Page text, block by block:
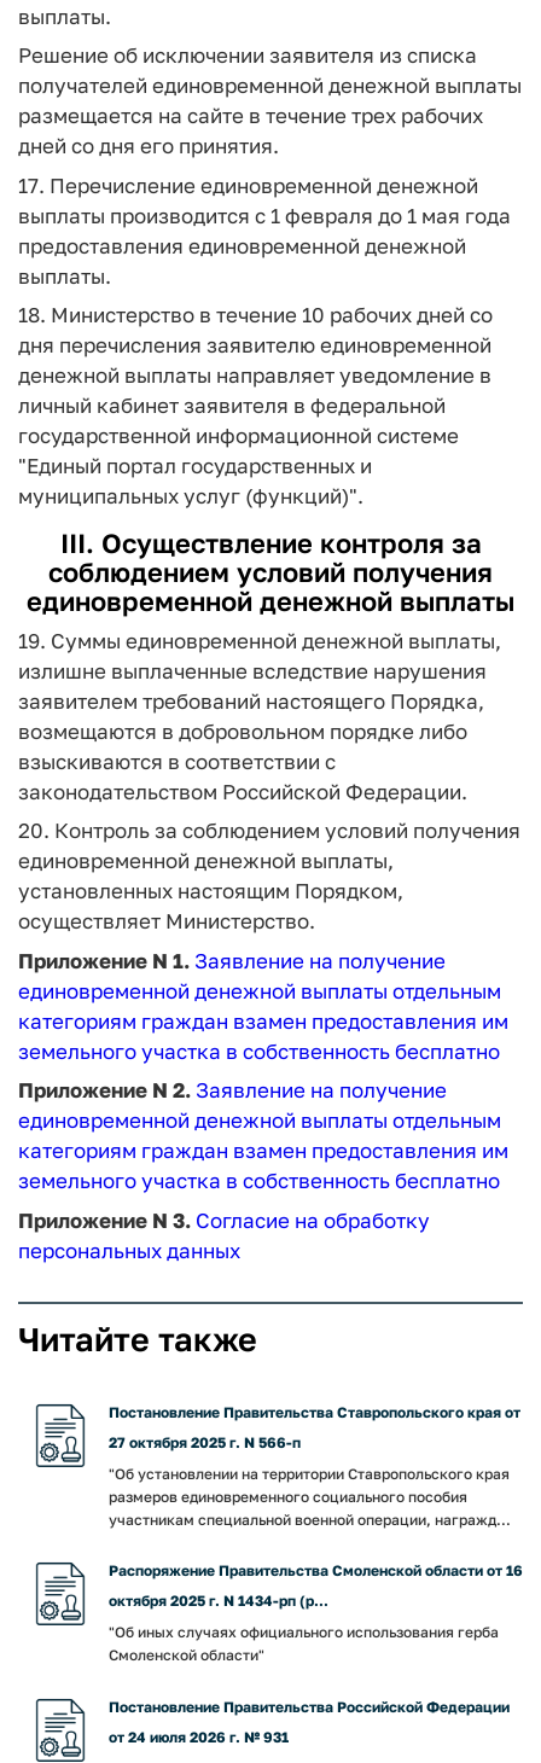
выплаты.
Решение об исключении заявителя из списка
получателей единовременной денежной выплаты
размещается на сайте в течение трех рабочих
дней со дня его принятия.
17. Перечисление единовременной денежной
выплаты производится с 1 февраля до 1 мая года
предоставления единовременной денежной
выплаты.
18. Министерство в течение 10 рабочих дней со
дня перечисления заявителю единовременной
денежной выплаты направляет уведомление в
личный кабинет заявителя в федеральной
государственной информационной системе
"Единый портал государственных и
муниципальных услуг (функций)".
III. Осуществление контроля за
соблюдением условий получения
единовременной денежной выплаты
19. Суммы единовременной денежной выплаты,
излишне выплаченные вследствие нарушения
заявителем требований настоящего Порядка,
возмещаются в добровольном порядке либо
взыскиваются в соответствии с
законодательством Российской Федерации.
20. Контроль за соблюдением условий получения
единовременной денежной выплаты,
установленных настоящим Порядком,
осуществляет Министерство.
Приложение N 1. Заявление на получение
единовременной денежной выплаты отдельным
категориям граждан взамен предоставления им
земельного участка в собственность бесплатно
Приложение N 2. Заявление на получение
единовременной денежной выплаты отдельным
категориям граждан взамен предоставления им
земельного участка в собственность бесплатно
Приложение N 3. Согласие на обработку
персональных данных
Читайте также
Постановление Правительства Ставропольского края от
27 октября 2025 г. N 566-п
"Об установлении на территории Ставропольского края
размеров единовременного социального пособия
участникам специальной военной операции, награжд...
Распоряжение Правительства Смоленской области от 16
октября 2025 г. N 1434-рп (р...
"Об иных случаях официального использования герба
Смоленской области"
Постановление Правительства Российской Федерации
от 24 июля 2026 г. № 931